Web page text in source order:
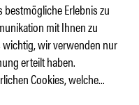
Erlebnis zu
mit Ihnen zu
wir verwenden nur
erteilt haben.
Cookies, welche...